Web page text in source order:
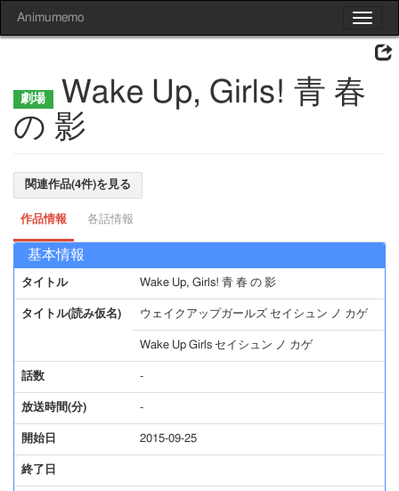
Toggle
Animumemo
Wake Up, Girls! 青 春
の 影
関連作品(4件)を見る
作品情報 各話情報
基本情報
タイトル Wake Up, Girls! 青 春 の 影
タイトル(読み仮名) ウェイクアップガールズ セイシュン ノ カゲ
Wake Up Girls セイシュン ノ カゲ
話数 -
放送時間(分) -
開始日 2015-09-25
終了日